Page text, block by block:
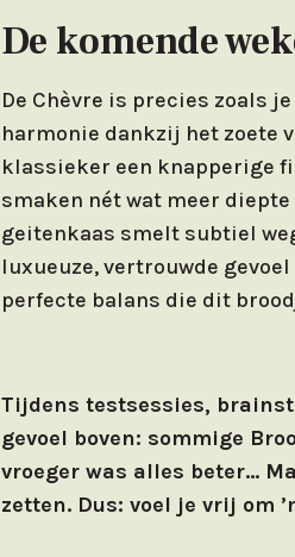
De komende
De Chèvre is precies zoals
harmonie dankzij het zoete
klassieker een knapperige
smaken nét wat meer
geitenkaas smelt subtiel
luxueuze, vertrouwde
perfecte balans die dit
Tijdens testsessies,
gevoel boven: sommige
vroeger was alles beter…
zetten. Dus: voel je vrij om